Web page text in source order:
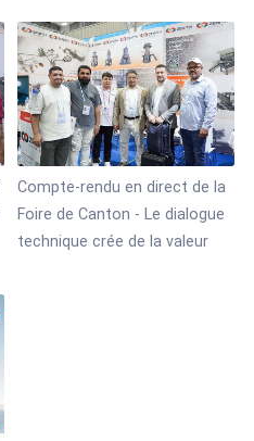
Compte-rendu en direct de la
Foire de Canton - Le dialogue
technique crée de la valeur